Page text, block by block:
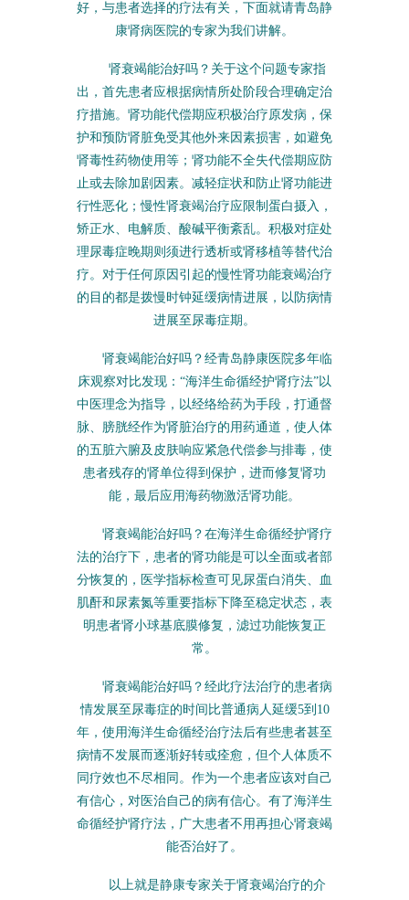
好，与患者选择的疗法有关，下面就请青岛静
康肾病医院的专家为我们讲解。
肾衰竭能治好吗？关于这个问题专家指
出，首先患者应根据病情所处阶段合理确定治
疗措施。肾功能代偿期应积极治疗原发病，保
护和预防肾脏免受其他外来因素损害，如避免
肾毒性药物使用等；肾功能不全失代偿期应防
止或去除加剧因素。减轻症状和防止肾功能进
行性恶化；慢性肾衰竭治疗应限制蛋白摄入，
矫正水、电解质、酸碱平衡紊乱。积极对症处
理尿毒症晚期则须进行透析或肾移植等替代治
疗。对于任何原因引起的慢性肾功能衰竭治疗
的目的都是拨慢时钟延缓病情进展，以防病情
进展至尿毒症期。
肾衰竭能治好吗？经青岛静康医院多年临
床观察对比发现：“海洋生命循经护肾疗法”以
中医理念为指导，以经络给药为手段，打通督
脉、膀胱经作为肾脏治疗的用药通道，使人体
的五脏六腑及皮肤响应紧急代偿参与排毒，使
患者残存的肾单位得到保护，进而修复肾功
能，最后应用海药物激活肾功能。
肾衰竭能治好吗？在海洋生命循经护肾疗
法的治疗下，患者的肾功能是可以全面或者部
分恢复的，医学指标检查可见尿蛋白消失、血
肌酐和尿素氮等重要指标下降至稳定状态，表
明患者肾小球基底膜修复，滤过功能恢复正
常。
肾衰竭能治好吗？经此疗法治疗的患者病
情发展至尿毒症的时间比普通病人延缓5到10
年，使用海洋生命循经治疗法后有些患者甚至
病情不发展而逐渐好转或痊愈，但个人体质不
同疗效也不尽相同。作为一个患者应该对自己
有信心，对医治自己的病有信心。有了海洋生
命循经护肾疗法，广大患者不用再担心肾衰竭
能否治好了。
以上就是静康专家关于肾衰竭治疗的介